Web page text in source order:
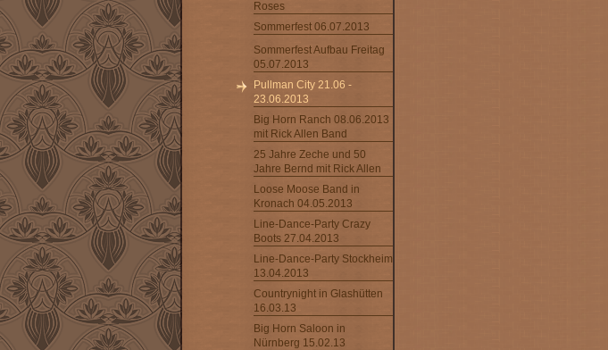
Roses
Sommerfest 06.07.2013
Sommerfest Aufbau Freitag
05.07.2013
Pullman City 21.06 -
23.06.2013
Big Horn Ranch 08.06.2013
mit Rick Allen Band
25 Jahre Zeche und 50
Jahre Bernd mit Rick Allen
Loose Moose Band in
Kronach 04.05.2013
Line-Dance-Party Crazy
Boots 27.04.2013
Line-Dance-Party Stockheim
13.04.2013
Countrynight in Glashütten
16.03.13
Big Horn Saloon in
Nürnberg 15.02.13